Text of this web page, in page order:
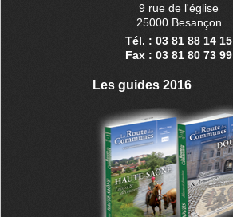
9 rue de l'église
25000 Besançon
Tél. : 03 81 88 14 15
Fax : 03 81 80 73 99
Les guides 2016